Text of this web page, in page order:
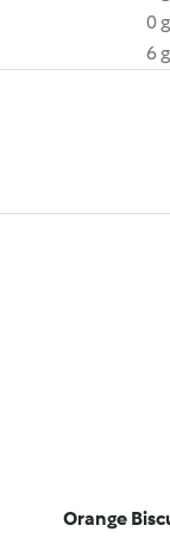
0 g
6 g
Orange